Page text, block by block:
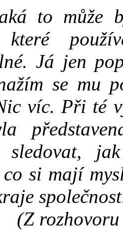
to může
které
Já jen
se mu
víc. Při té
sledovat,
co si mají
(Z